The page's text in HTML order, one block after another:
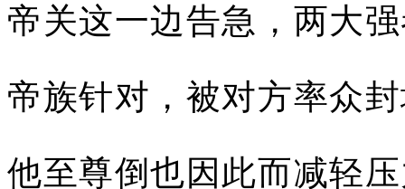
帝关这一边告急，两大
帝族针对，被对方率众
他至尊倒也因此而减轻